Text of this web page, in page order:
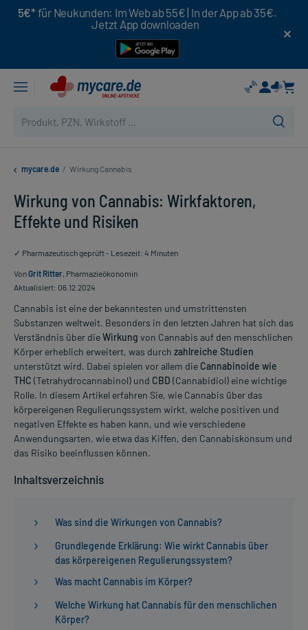
5€* für Neukunden: Im Web ab 55€ | In der App ab 35€.
Jetzt App downloaden
mycare.de / Wirkung Cannabis
Wirkung von Cannabis: Wirkfaktoren,
Effekte und Risiken
✓ Pharmazeutisch geprüft - Lesezeit: 4 Minuten
VonGrit Ritter, Pharmazieökonomin
Aktualisiert: 06.12.2024
Cannabis ist eine der bekanntesten und umstrittensten
Substanzen weltweit. Besonders in den letzten Jahren hat sich das
Verständnis über dieWirkung von Cannabis auf den menschlichen
Körper erheblich erweitert, was durch zahlreiche Studien
unterstützt wird. Dabei spielen vor allem die Cannabinoide wie
THC (Tetrahydrocannabinol) und CBD (Cannabidiol) eine wichtige
Rolle. In diesem Artikel erfahren Sie, wie Cannabis über das
körpereigenen Regulierungssystem wirkt, welche positiven und
negativen Effekte es haben kann, und wie verschiedene
Anwendungsarten, wie etwa das Kiffen, den Cannabiskonsum und
das Risiko beeinflussen können.
Inhaltsverzeichnis
Was sind die Wirkungen von Cannabis?
Grundlegende Erklärung: Wie wirkt Cannabis über
das körpereigenen Regulierungssystem?
Was macht Cannabis im Körper?
Welche Wirkung hat Cannabis für den menschlichen
Körper?